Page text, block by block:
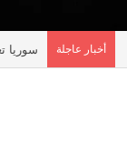
أخبار عاجلة سوريا تعلن عودة 150